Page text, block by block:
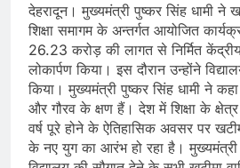
देहरादून। मुख्यमंत्री पुष्कर सिंह धामी ने
शिक्षा समागम के अन्तर्गत आयोजित
26.23 करोड़ की लागत से निर्मित
लोकार्पण किया। इस दौरान उन्होंने
किया। मुख्यमंत्री पुष्कर सिंह धामी ने
और गौरव के क्षण हैं। देश में शिक्षा के
वर्ष पूरे होने के ऐतिहासिक अवसर पर
के नए युग का आरंभ हो रहा है।